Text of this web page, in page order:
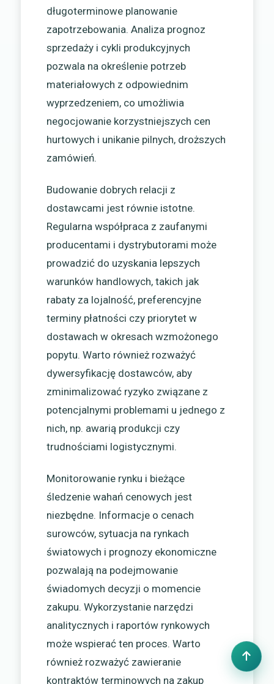
długoterminowe planowanie
zapotrzebowania. Analiza prognoz
sprzedaży i cykli produkcyjnych
pozwala na określenie potrzeb
materiałowych z odpowiednim
wyprzedzeniem, co umożliwia
negocjowanie korzystniejszych cen
hurtowych i unikanie pilnych, droższych
zamówień.
Budowanie dobrych relacji z
dostawcami jest równie istotne.
Regularna współpraca z zaufanymi
producentami i dystrybutorami może
prowadzić do uzyskania lepszych
warunków handlowych, takich jak
rabaty za lojalność, preferencyjne
terminy płatności czy priorytet w
dostawach w okresach wzmożonego
popytu. Warto również rozważyć
dywersyfikację dostawców, aby
zminimalizować ryzyko związane z
potencjalnymi problemami u jednego z
nich, np. awarią produkcji czy
trudnościami logistycznymi.
Monitorowanie rynku i bieżące
śledzenie wahań cenowych jest
niezbędne. Informacje o cenach
surowców, sytuacja na rynkach
światowych i prognozy ekonomiczne
pozwalają na podejmowanie
świadomych decyzji o momencie
zakupu. Wykorzystanie narzędzi
analitycznych i raportów rynkowych
może wspierać ten proces. Warto
również rozważyć zawieranie
kontraktów terminowych na zakup